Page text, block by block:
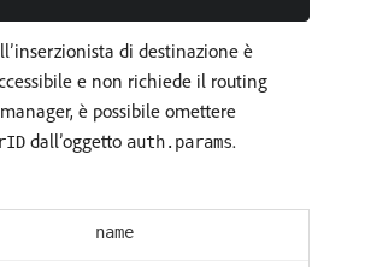
di destinazione è
e non richiede il routing
è possibile omettere
dall’oggetto auth.params.
name